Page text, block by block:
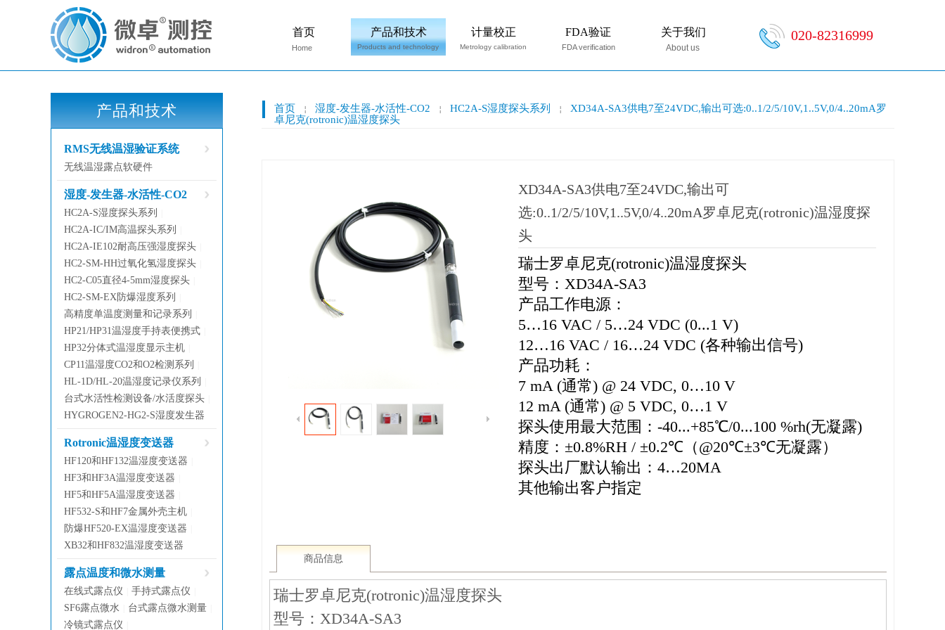
About us
020-82316999
Home Products and technology Metrology calibration FDA verification
首页 产品和技术 计量校正 FDA验证 关于我们
首页 ￤ 湿度-发生器-水活性-CO2 ￤ HC2A-S湿度探头系列 ￤
XD34A-SA3供电7至24VDC,输出可选:0..1/2/5/10V,1..5V,0/4..20mA罗
卓尼克(rotronic)温湿度探头
产品和技术
RMS无线温湿验证系统
无线温湿露点软硬件
湿度-发生器-水活性-CO2
HC2A-S湿度探头系列
HC2A-IC/IM高温探头系列
HC2A-IE102耐高压强湿度探头
HC2-SM-HH过氧化氢湿度探头
HC2-C05直径4-5mm湿度探头
HC2-SM-EX防爆湿度系列
高精度单温度测量和记录系列
HP21/HP31温湿度手持表便携式
HP32分体式温湿度显示主机
CP11温湿度CO2和O2检测系列
HL-1D/HL-20温湿度记录仪系列
台式水活性检测设备/水活度探头
HYGROGEN2-HG2-S湿度发生器
Rotronic温湿度变送器
HF120和HF132温湿度变送器
HF3和HF3A温湿度变送器
HF5和HF5A温湿度变送器
HF532-S和HF7金属外壳主机
防爆HF520-EX温湿度变送器
XB32和HF832温湿度变送器
露点温度和微水测量
在线式露点仪 手持式露点仪
SF6露点微水 台式露点微水测量
冷镜式露点仪
XD34A-SA3供电7至24VDC,输出可
选:0..1/2/5/10V,1..5V,0/4..20mA罗卓尼克(rotronic)温湿度探
头
瑞士罗卓尼克(rotronic)温湿度探头
型号：XD34A-SA3
产品工作电源：
5…16 VAC / 5…24 VDC (0...1 V)
12…16 VAC / 16…24 VDC (各种输出信号)
产品功耗：
7 mA (通常) @ 24 VDC, 0…10 V
12 mA (通常) @ 5 VDC, 0…1 V
探头使用最大范围：-40...+85℃/0...100 %rh(无凝露)
精度：±0.8%RH / ±0.2℃（@20℃±3℃无凝露）
探头出厂默认输出：4…20MA
其他输出客户指定
商品信息
瑞士罗卓尼克(rotronic)温湿度探头
型号：XD34A-SA3